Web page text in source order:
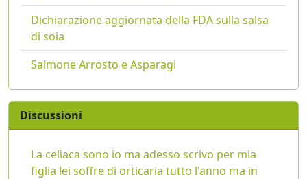
Dichiarazione aggiornata della FDA sulla salsa
di soia
Salmone Arrosto e Asparagi
Discussioni
La celiaca sono io ma adesso scrivo per mia
figlia lei soffre di orticaria tutto l'anno ma in